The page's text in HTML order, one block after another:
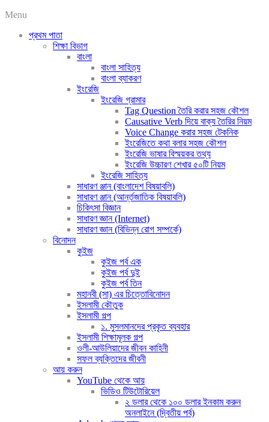
Menu
প্রথম পাতা
শিক্ষা বিভাগ
বাংলা
বাংলা সাহিত্য
বাংলা ব্যাকরণ
ইংরেজি
ইংরেজি গ্রামার
Tag Question তৈরি করার সহজ কৌশল
Causative Verb দিয়ে বাক্য তৈরির নিয়ম
Voice Change করার সহজ টেকনিক
ইংরেজিতে কথা বলার সহজ কৌশল
ইংরেজি ভাষার বিস্ময়কর তথ্য
ইংরেজি উচ্চারণ শেখার ৫০টি নিয়ম
ইংরেজি সাহিত্য
সাধারণ ঞ্জান (বাংলাদেশ বিষয়াবলি)
সাধারণ ঞ্জান (আর্ন্তজাতিক বিষয়াবলি)
চিকিৎসা বিজ্ঞান
সাধারণ জ্ঞান (Internet)
সাধারণ জ্ঞান (বিভিন্ন রোগ সম্পর্কে)
বিনোদন
কুইজ
কুইজ পর্ব এক
কুইজ পর্ব দুই
কুইজ পর্ব তিন
মহানবী (সা) এর চিত্তোবিনোদন
ইসলামী কৌতুক
ইসলামী গল্প
১. মুসলমানদের প্রকৃত ব্যবহার
ইসলামী শিক্ষামূলক গল্প
ওলী-আউলিয়াদের জীবন কাহিনী
সফল ব্যক্তিদের জীবনী
আয় করুন
YouTube থেকে আয়
ভিডিও টিউটোরিয়েল
২ ডলার থেকে ১০০ ডলার ইনকাম করুন
অনলাইনে (দ্বিতীয় পর্ব)